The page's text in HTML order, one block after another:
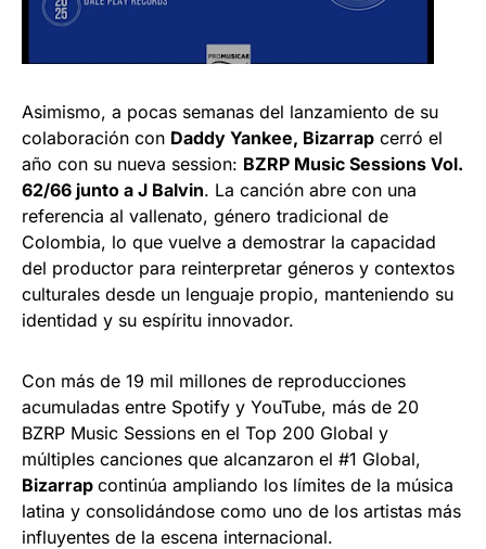
Asimismo, a pocas semanas del lanzamiento de su
colaboración con Daddy Yankee, Bizarrap cerró el
año con su nueva session: BZRP Music Sessions Vol.
62/66 junto a J Balvin. La canción abre con una
referencia al vallenato, género tradicional de
Colombia, lo que vuelve a demostrar la capacidad
del productor para reinterpretar géneros y contextos
culturales desde un lenguaje propio, manteniendo su
identidad y su espíritu innovador.
Con más de 19 mil millones de reproducciones
acumuladas entre Spotify y YouTube, más de 20
BZRP Music Sessions en el Top 200 Global y
múltiples canciones que alcanzaron el #1 Global,
Bizarrap continúa ampliando los límites de la música
latina y consolidándose como uno de los artistas más
influyentes de la escena internacional.